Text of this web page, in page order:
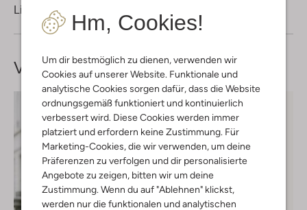
Hm, Cookies!
Um dir bestmöglich zu dienen, verwenden wir
Cookies auf unserer Website. Funktionale und
analytische Cookies sorgen dafür, dass die Website
ordnungsgemäß funktioniert und kontinuierlich
verbessert wird. Diese Cookies werden immer
platziert und erfordern keine Zustimmung. Für
Marketing-Cookies, die wir verwenden, um deine
Präferenzen zu verfolgen und dir personalisierte
Angebote zu zeigen, bitten wir um deine
Zustimmung. Wenn du auf "Ablehnen" klickst,
werden nur die funktionalen und analytischen
Lieferung & Rückgabe
Vervollständige deinenLook